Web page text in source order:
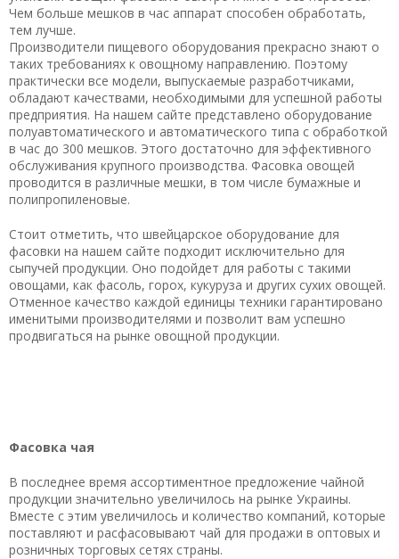
Чем больше мешков в час аппарат способен обработать,
тем лучше.
Производители пищевого оборудования прекрасно знают о
таких требованиях к овощному направлению. Поэтому
практически все модели, выпускаемые разработчиками,
обладают качествами, необходимыми для успешной работы
предприятия. На нашем сайте представлено оборудование
полуавтоматического и автоматического типа с обработкой
в час до 300 мешков. Этого достаточно для эффективного
обслуживания крупного производства. Фасовка овощей
проводится в различные мешки, в том числе бумажные и
полипропиленовые.
Стоит отметить, что швейцарское оборудование для
фасовки на нашем сайте подходит исключительно для
сыпучей продукции. Оно подойдет для работы с такими
овощами, как фасоль, горох, кукуруза и других сухих овощей.
Отменное качество каждой единицы техники гарантировано
именитыми производителями и позволит вам успешно
продвигаться на рынке овощной продукции.
Фасовка чая
В последнее время ассортиментное предложение чайной
продукции значительно увеличилось на рынке Украины.
Вместе с этим увеличилось и количество компаний, которые
поставляют и расфасовывают чай для продажи в оптовых и
розничных торговых сетях страны.